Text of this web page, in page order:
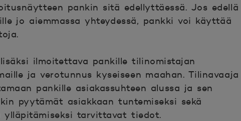
pankin sitä edellyttäessä. Jos edellä
jo aiemmassa yhteydessä, pankki voi käyttää
ilmoitettava pankille tilinomistajan
ja verotunnus kyseiseen maahan. Tilinavaaja
pankille asiakassuhteen alussa ja sen
pyytämät asiakkaan tuntemiseksi sekä
ylläpitämiseksi tarvittavat tiedot.